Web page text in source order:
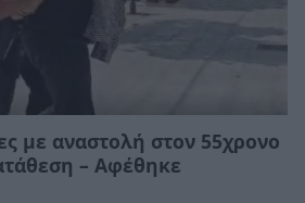
με αναστολή στον 55χρονο
– Αφέθηκε